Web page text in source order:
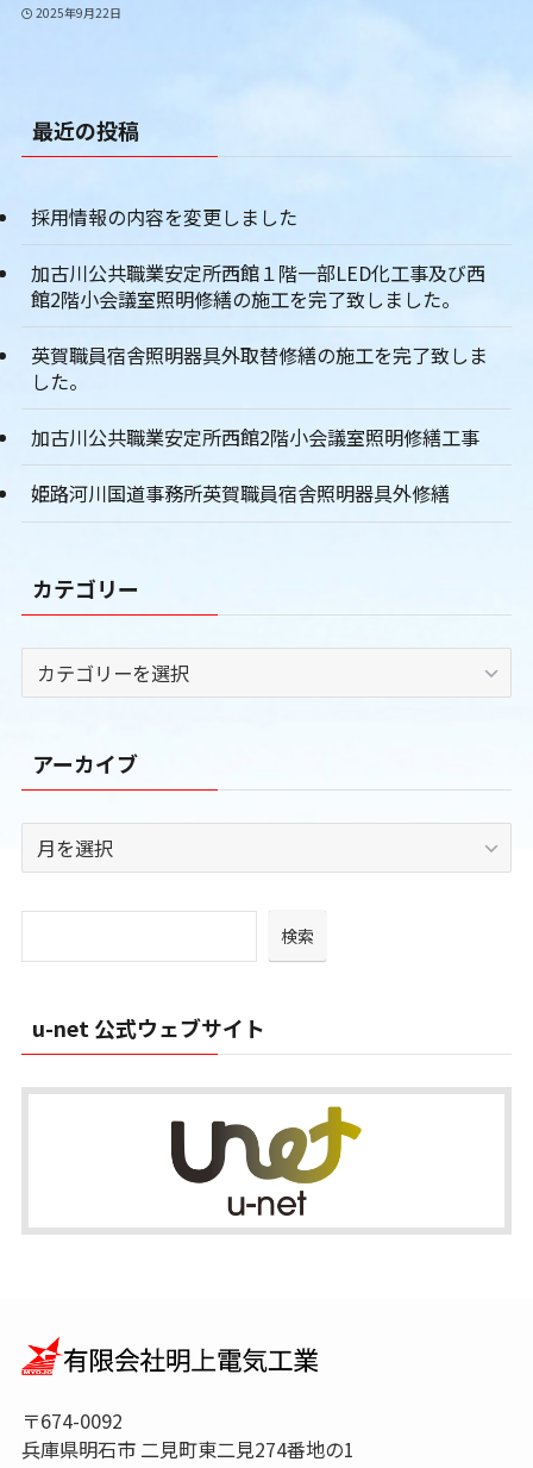
2025年9月22日
最近の投稿
採用情報の内容を変更しました
加古川公共職業安定所西館１階一部LED化工事及び西
館2階小会議室照明修繕の施工を完了致しました。
英賀職員宿舎照明器具外取替修繕の施工を完了致しま
した。
加古川公共職業安定所西館2階小会議室照明修繕工事
姫路河川国道事務所英賀職員宿舎照明器具外修繕
カテゴリー
テ
リ
ー
アーカイブ
ー
ブ
検索
u-net 公式ウェブサイト
〒674-0092
兵庫県明石市 二見町東二見274番地の1